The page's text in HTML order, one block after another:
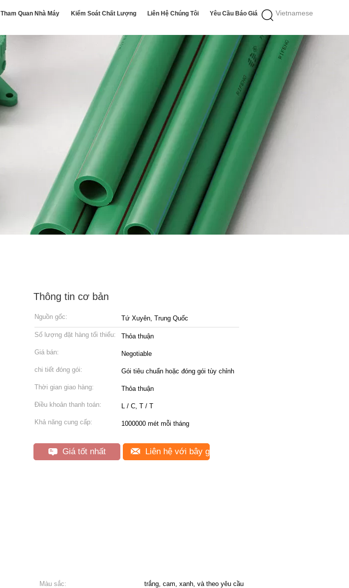
Vietnamese
Tham Quan Nhà Máy Kiểm Soát Chất Lượng Liên Hệ Chúng Tôi Yêu Cầu Báo Giá
Thông tin cơ bản
Nguồn gốc: Tứ Xuyên, Trung Quốc
Số lượng đặt hàng tối thiểu: Thỏa thuận
Giá bán: Negotiable
chi tiết đóng gói: Gói tiêu chuẩn hoặc đóng gói tùy chỉnh
Thời gian giao hàng: Thỏa thuận
Điều khoản thanh toán: L / C, T / T
Khả năng cung cấp: 1000000 mét mỗi tháng
Giá tốt nhất Liên hệ với bây giờ
Màu sắc:
trắng, cam, xanh, và theo yêu cầu